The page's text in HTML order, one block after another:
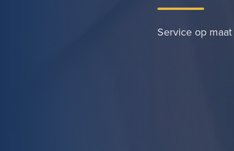
Service op maat